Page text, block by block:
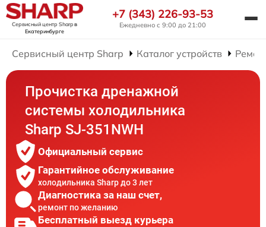
Сервисный центр Sharpв
Екатеринбурге
+7 (343) 226-93-53
Ежедневно с 9:00 до 21:00
Сервисный центр Sharp Каталог устройств
Прочистка дренажной
системы холодильника
Sharp SJ-351NWH
Официальный сервис
Гарантийное обслуживание
холодильника Sharp до 3 лет
Диагностика за наш счет,
ремонт по желанию
Бесплатный выезд курьера